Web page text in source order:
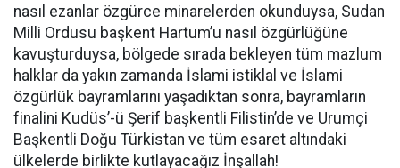
nasıl ezanlar özgürce minarelerden okunduysa, Sudan
Milli Ordusu başkent Hartum’u nasıl özgürlüğüne
kavuşturduysa, bölgede sırada bekleyen tüm mazlum
halklar da yakın zamanda İslami istiklal ve İslami
özgürlük bayramlarını yaşadıktan sonra, bayramların
finalini Kudüs’-ü Şerif başkentli Filistin’de ve Urumçi
Başkentli Doğu Türkistan ve tüm esaret altındaki
ülkelerde birlikte kutlayacağız İnşallah!